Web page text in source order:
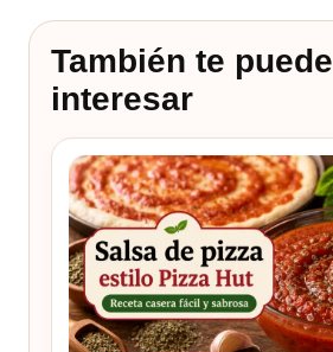
También te puede
interesar